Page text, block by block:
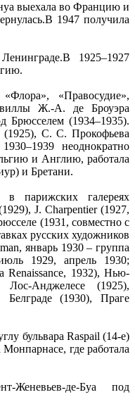
выехала во Францию и
1947 получила
1925–1927
«Правосудие»,
Ж.-А. де Броуэра
(1934–1935).
С. С. Прокофьева
неоднократно
и Англию, работала
и Бретани.
в парижских галереях
J. Charpentier (1927,
(1931, совместно с
русских художников
январь 1930 – группа
1929, апрель 1930;
Renaissance, 1932), Нью-
Анджелесе (1925),
Белграде (1930), Праге
бульвара Raspail (14-е)
где работала
Женевьев-де-Буа под